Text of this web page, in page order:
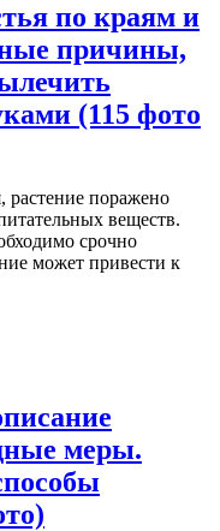
по краям и
причины,
(115 фото
растение поражено
веществ.
срочно
может привести к
меры.